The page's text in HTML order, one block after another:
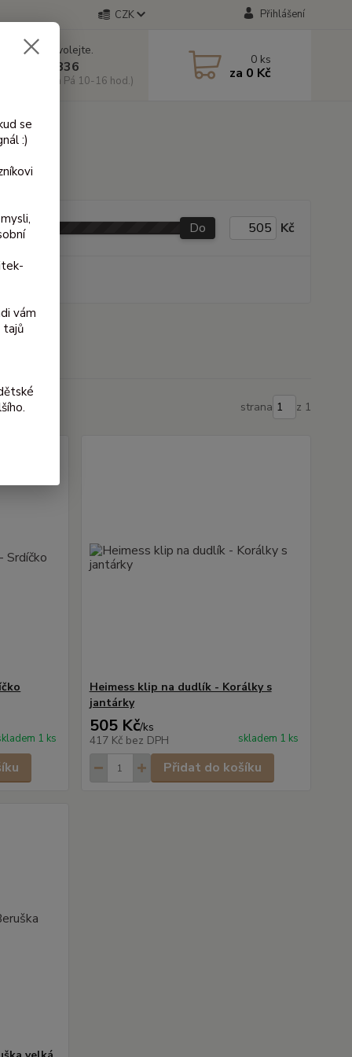
CZK Přihlášení
si rady? Zavolejte.
603 818 836
10-18 hod. a Pá 10-16 hod.)
0 ks
za 0 Kč
Do Kč
strana z 1
1 ks
Heimess klip na dudlík - Korálky s
jantárky
505 Kč/ks
417 Kč bez DPH skladem 1 ks
Přidat do košíku
se
:)
vám
tajů